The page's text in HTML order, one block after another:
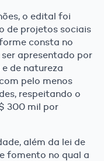
o edital foi
de projetos sociais
consta no
apresentado por
de natureza
pelo menos
respeitando o
300 mil por
além da lei de
fomento no qual a